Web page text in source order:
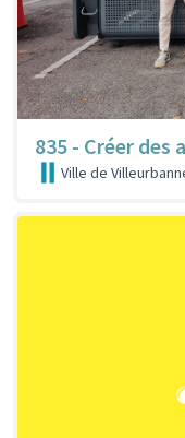
835 - Créer des
Ville de